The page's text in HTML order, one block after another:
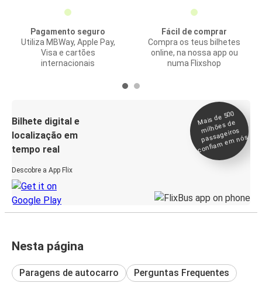
Pagamento seguro
Utiliza MBWay, Apple Pay,
Visa e cartões
internacionais
Fácil de comprar
Compra os teus bilhetes
online, na nossa app ou
numa Flixshop
Bilhete digital e
localização em
tempo real
Descobre a App Flix
Mais de 500
milhões de
passageiros
confia
m e
m nós
Nesta página
Paragens de autocarro Perguntas Frequentes